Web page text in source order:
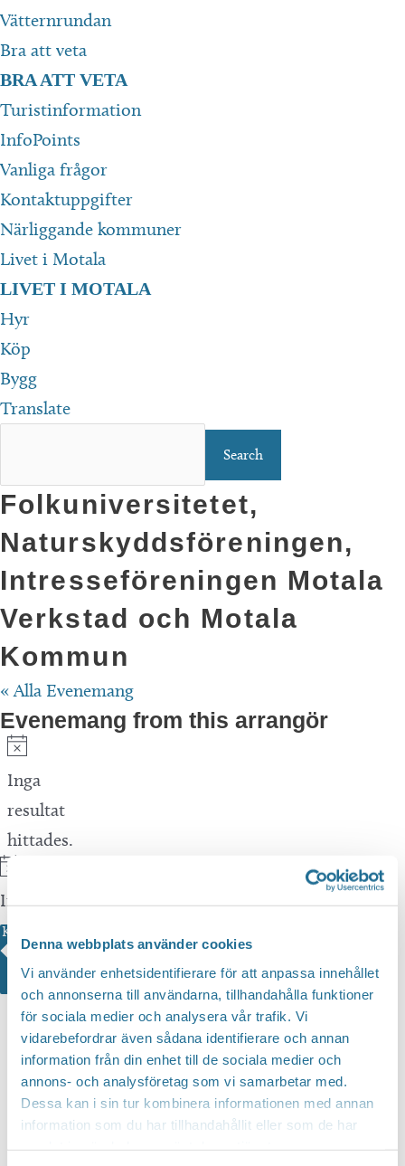
Denna webbplats använder cookies
Vi använder enhetsidentifierare för att anpassa innehållet
och annonserna till användarna, tillhandahålla funktioner
för sociala medier och analysera vår trafik. Vi
vidarebefordrar även sådana identifierare och annan
information från din enhet till de sociala medier och
annons- och analysföretag som vi samarbetar med.
Dessa kan i sin tur kombinera informationen med annan
information som du har tillhandahållit eller som de har
Vätternrundan
Bra att veta
BRA ATT VETA
Turistinformation
InfoPoints
Vanliga frågor
Kontaktuppgifter
Närliggande kommuner
Livet i Motala
LIVET I MOTALA
Hyr
Köp
Bygg
Translate
Folkuniversitetet,
Naturskyddsföreningen,
Intresseföreningen Motala
Verkstad och Motala
Kommun
« Alla Evenemang
Evenemang from this arrangör
Notis
Inga
resultat
hittades.
Inga resultat hittades.
Kommande
datum.